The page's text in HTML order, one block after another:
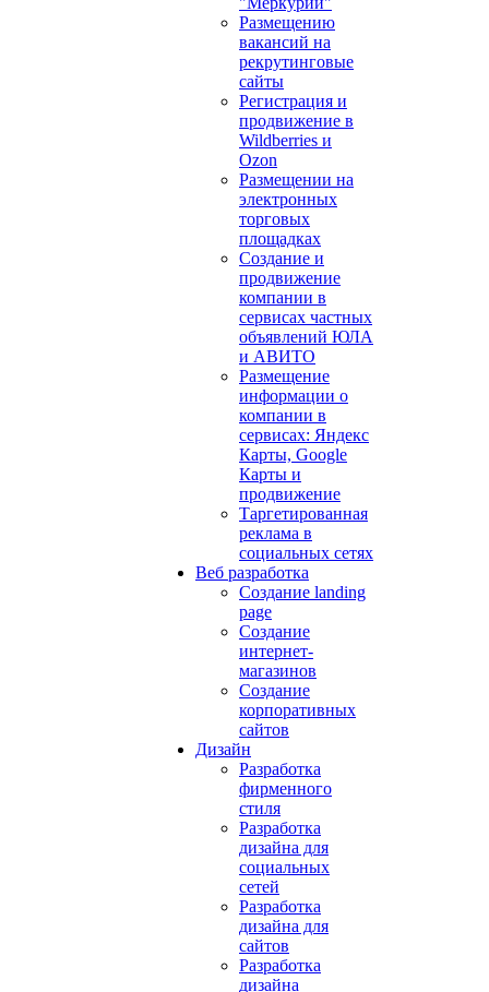
Размещению
вакансий на
рекрутинговые
сайты
Регистрация и
продвижение в
Wildberries и
Ozon
Размещении на
электронных
торговых
площадках
Создание и
продвижение
компании в
сервисах частных
объявлений ЮЛА
и АВИТО
Размещение
информации о
компании в
сервисах: Яндекс
Карты, Google
Карты и
продвижение
Таргетированная
реклама в
социальных сетях
Веб разработка
Создание landing
page
Создание
интернет-
магазинов
Создание
корпоративных
сайтов
Дизайн
Разработка
фирменного
стиля
Разработка
дизайна для
социальных
сетей
Разработка
дизайна для
сайтов
Разработка
дизайна